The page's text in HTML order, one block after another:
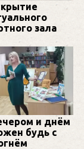
зала
и днём
будь с